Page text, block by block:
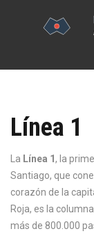
Línea 1
La Línea 1, la
Santiago, que
corazón de la
Roja, es la
más de 800.000